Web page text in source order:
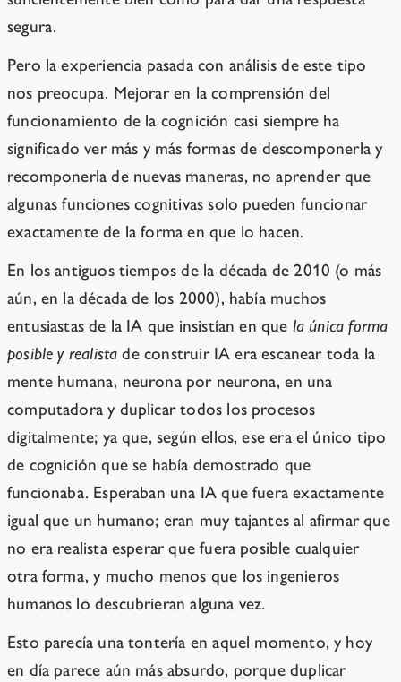
segura.
Pero la experiencia pasada con análisis de este tipo
nos preocupa. Mejorar en la comprensión del
funcionamiento de la cognición casi siempre ha
significado ver más y más formas de descomponerla y
recomponerla de nuevas maneras, no aprender que
algunas funciones cognitivas solo pueden funcionar
exactamente de la forma en que lo hacen.
En los antiguos tiempos de la década de 2010 (o más
aún, en la década de los 2000), había muchos
entusiastas de la IA que insistían en que la única forma
posible y realista de construir IA era escanear toda la
mente humana, neurona por neurona, en una
computadora y duplicar todos los procesos
digitalmente; ya que, según ellos, ese era el único tipo
de cognición que se había demostrado que
funcionaba. Esperaban una IA que fuera exactamente
igual que un humano; eran muy tajantes al afirmar que
no era realista esperar que fuera posible cualquier
otra forma, y mucho menos que los ingenieros
humanos lo descubrieran alguna vez.
Esto parecía una tontería en aquel momento, y hoy
en día parece aún más absurdo, porque duplicar